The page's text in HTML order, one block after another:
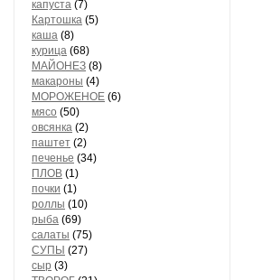
капуста (7)
Картошка (5)
каша (8)
курица (68)
МАЙОНЕЗ (8)
макароны (4)
МОРОЖЕНОЕ (6)
мясо (50)
овсянка (2)
паштет (2)
печенье (34)
ПЛОВ (1)
почки (1)
роллы (10)
рыба (69)
салаты (75)
СУПЫ (27)
сыр (3)